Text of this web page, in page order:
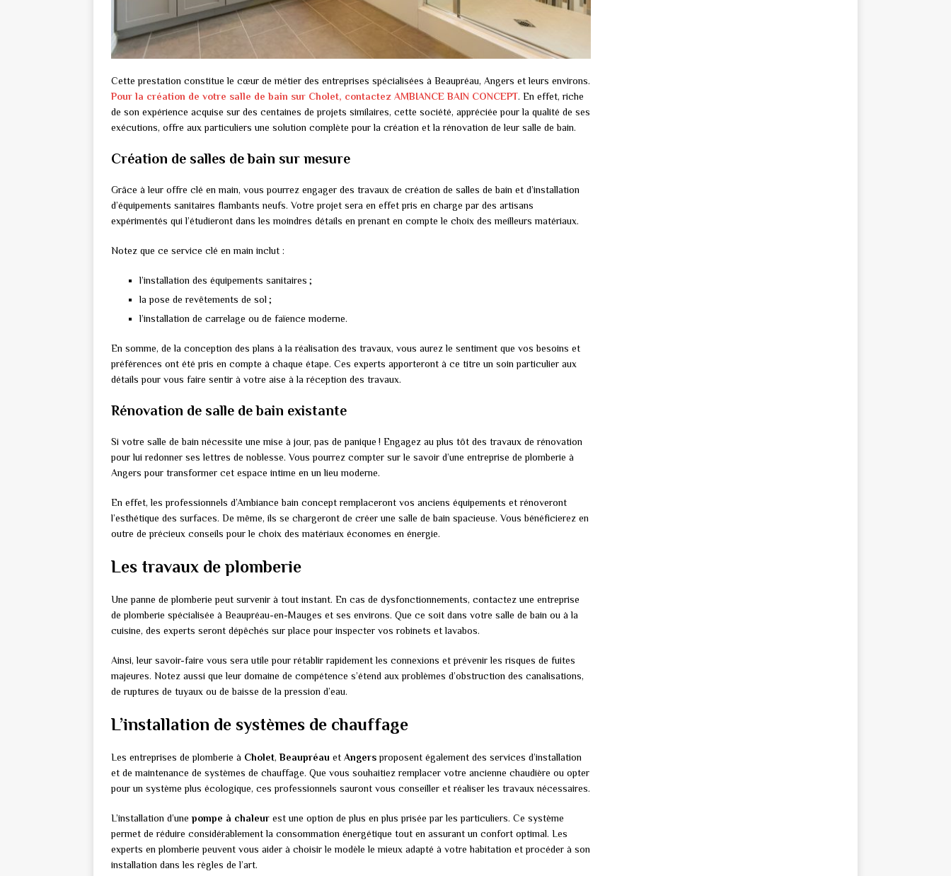
Cette prestation constitue le cœur de métier des entreprises spécialisées à Beaupréau, Angers et leurs environs.
Pour la création de votre salle de bain sur Cholet, contactez AMBIANCE BAIN CONCEPT. En effet, riche
de son expérience acquise sur des centaines de projets similaires, cette société, appréciée pour la qualité de ses
exécutions, offre aux particuliers une solution complète pour la création et la rénovation de leur salle de bain.
Création de salles de bain sur mesure
Grâce à leur offre clé en main, vous pourrez engager des travaux de création de salles de bain et d’installation
d’équipements sanitaires flambants neufs. Votre projet sera en effet pris en charge par des artisans
expérimentés qui l’étudieront dans les moindres détails en prenant en compte le choix des meilleurs matériaux.
Notez que ce service clé en main inclut :
l’installation des équipements sanitaires ;
la pose de revêtements de sol ;
l’installation de carrelage ou de faïence moderne.
En somme, de la conception des plans à la réalisation des travaux, vous aurez le sentiment que vos besoins et
préférences ont été pris en compte à chaque étape. Ces experts apporteront à ce titre un soin particulier aux
détails pour vous faire sentir à votre aise à la réception des travaux.
Rénovation de salle de bain existante
Si votre salle de bain nécessite une mise à jour, pas de panique ! Engagez au plus tôt des travaux de rénovation
pour lui redonner ses lettres de noblesse. Vous pourrez compter sur le savoir d’une entreprise de plomberie à
Angers pour transformer cet espace intime en un lieu moderne.
En effet, les professionnels d’Ambiance bain concept remplaceront vos anciens équipements et rénoveront
l’esthétique des surfaces. De même, ils se chargeront de créer une salle de bain spacieuse. Vous bénéficierez en
outre de précieux conseils pour le choix des matériaux économes en énergie.
Les travaux de plomberie
Une panne de plomberie peut survenir à tout instant. En cas de dysfonctionnements, contactez une entreprise
de plomberie spécialisée à Beaupréau-en-Mauges et ses environs. Que ce soit dans votre salle de bain ou à la
cuisine, des experts seront dépêchés sur place pour inspecter vos robinets et lavabos.
Ainsi, leur savoir-faire vous sera utile pour rétablir rapidement les connexions et prévenir les risques de fuites
majeures. Notez aussi que leur domaine de compétence s’étend aux problèmes d’obstruction des canalisations,
de ruptures de tuyaux ou de baisse de la pression d’eau.
L’installation de systèmes de chauffage
Les entreprises de plomberie à Cholet,Beaupréau et Angersproposent également des services d’installation
et de maintenance de systèmes de chauffage. Que vous souhaitiez remplacer votre ancienne chaudière ou opter
pour un système plus écologique, ces professionnels sauront vous conseiller et réaliser les travaux nécessaires.
L’installation d’une pompe à chaleur est une option de plus en plus prisée par les particuliers. Ce système
permet de réduire considérablement la consommation énergétique tout en assurant un confort optimal. Les
experts en plomberie peuvent vous aider à choisir le modèle le mieux adapté à votre habitation et procéder à son
installation dans les règles de l’art.